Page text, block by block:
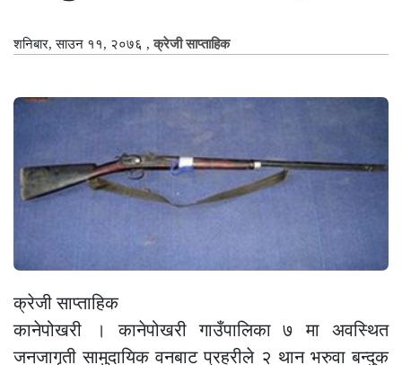
शनिबार, साउन ११, २०७६ ,क्रेजी साप्ताहिक
क्रेजी साप्ताहिक
कानेपोखरी । कानेपोखरी गाउँपालिका ७ मा अवस्थित
जनजागृती सामुदायिक वनबाट प्रहरीले २ थान भरुवा बन्दुक